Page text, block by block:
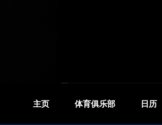
主页 体育俱乐部 日历